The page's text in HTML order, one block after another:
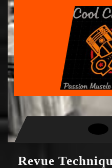
Skip
to
content
Open
Revue